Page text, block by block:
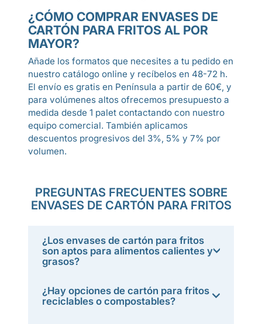
¿CÓMO COMPRAR ENVASES DE
CARTÓN PARA FRITOS AL POR
MAYOR?
Añade los formatos que necesites a tu pedido en
nuestro catálogo online y recíbelos en 48-72 h.
El envío es gratis en Península a partir de 60€, y
para volúmenes altos ofrecemos presupuesto a
medida desde 1 palet contactando con nuestro
equipo comercial. También aplicamos
descuentos progresivos del 3%, 5% y 7% por
volumen.
PREGUNTAS FRECUENTES SOBRE
ENVASES DE CARTÓN PARA FRITOS
¿Los envases de cartón para fritos
son aptos para alimentos calientes y
grasos?
¿Hay opciones de cartón para fritos
reciclables o compostables?